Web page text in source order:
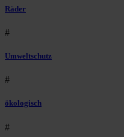
Räder
#
Umweltschutz
#
ökologisch
#